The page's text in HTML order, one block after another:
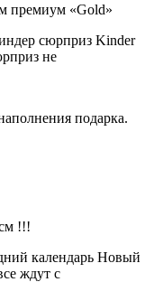
премиум «Gold»
сюрприз Kinder
не
подарка.
!!!
календарь Новый
ждут с